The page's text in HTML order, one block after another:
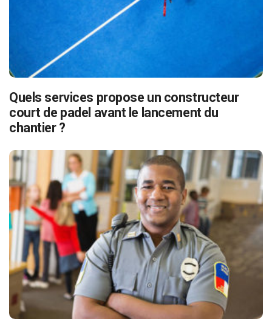
Quels services propose un constructeur
court de padel avant le lancement du
chantier ?